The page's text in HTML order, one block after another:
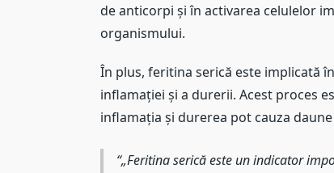
de anticorpi și în activarea celulelor
organismului.
În plus, feritina serică este implicată
inflamației și a durerii. Acest proces
inflamația și durerea pot cauza
„Feritina serică este un indicator